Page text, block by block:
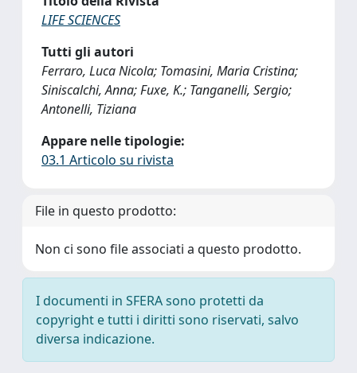
LIFE SCIENCES
Tutti gli autori
Ferraro, Luca Nicola; Tomasini, Maria Cristina;
Siniscalchi, Anna; Fuxe, K.; Tanganelli, Sergio;
Antonelli, Tiziana
Appare nelle tipologie:
03.1 Articolo su rivista
File in questo prodotto:
Non ci sono file associati a questo prodotto.
I documenti in SFERA sono protetti da
copyright e tutti i diritti sono riservati, salvo
diversa indicazione.